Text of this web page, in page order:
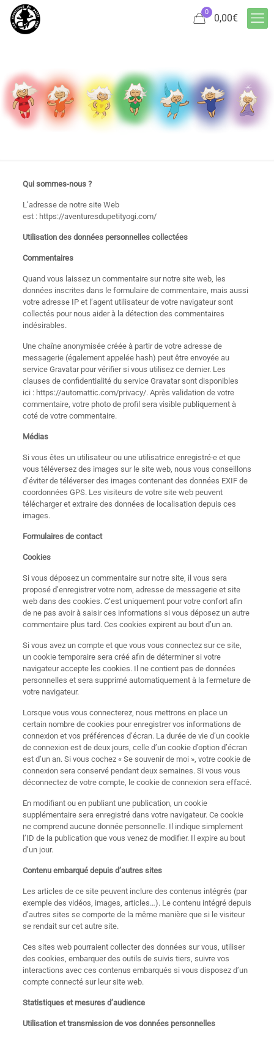
0
0,00€
Qui sommes-nous ?
L’adresse de notre site Web
est : https://aventuresdupetityogi.com/
Utilisation des données personnelles collectées
Commentaires
Quand vous laissez un commentaire sur notre site web, les
données inscrites dans le formulaire de commentaire, mais aussi
votre adresse IP et l’agent utilisateur de votre navigateur sont
collectés pour nous aider à la détection des commentaires
indésirables.
Une chaîne anonymisée créée à partir de votre adresse de
messagerie (également appelée hash) peut être envoyée au
service Gravatar pour vérifier si vous utilisez ce dernier. Les
clauses de confidentialité du service Gravatar sont disponibles
ici : https://automattic.com/privacy/. Après validation de votre
commentaire, votre photo de profil sera visible publiquement à
coté de votre commentaire.
Médias
Si vous êtes un utilisateur ou une utilisatrice enregistré·e et que
vous téléversez des images sur le site web, nous vous conseillons
d’éviter de téléverser des images contenant des données EXIF de
coordonnées GPS. Les visiteurs de votre site web peuvent
télécharger et extraire des données de localisation depuis ces
images.
Formulaires de contact
Cookies
Si vous déposez un commentaire sur notre site, il vous sera
proposé d’enregistrer votre nom, adresse de messagerie et site
web dans des cookies. C’est uniquement pour votre confort afin
de ne pas avoir à saisir ces informations si vous déposez un autre
commentaire plus tard. Ces cookies expirent au bout d’un an.
Si vous avez un compte et que vous vous connectez sur ce site,
un cookie temporaire sera créé afin de déterminer si votre
navigateur accepte les cookies. Il ne contient pas de données
personnelles et sera supprimé automatiquement à la fermeture de
votre navigateur.
Lorsque vous vous connecterez, nous mettrons en place un
certain nombre de cookies pour enregistrer vos informations de
connexion et vos préférences d’écran. La durée de vie d’un cookie
de connexion est de deux jours, celle d’un cookie d’option d’écran
est d’un an. Si vous cochez « Se souvenir de moi », votre cookie de
connexion sera conservé pendant deux semaines. Si vous vous
déconnectez de votre compte, le cookie de connexion sera effacé.
En modifiant ou en publiant une publication, un cookie
supplémentaire sera enregistré dans votre navigateur. Ce cookie
ne comprend aucune donnée personnelle. Il indique simplement
l’ID de la publication que vous venez de modifier. Il expire au bout
d’un jour.
Contenu embarqué depuis d’autres sites
Les articles de ce site peuvent inclure des contenus intégrés (par
exemple des vidéos, images, articles…). Le contenu intégré depuis
d’autres sites se comporte de la même manière que si le visiteur
se rendait sur cet autre site.
Ces sites web pourraient collecter des données sur vous, utiliser
des cookies, embarquer des outils de suivis tiers, suivre vos
interactions avec ces contenus embarqués si vous disposez d’un
compte connecté sur leur site web.
Statistiques et mesures d’audience
Utilisation et transmission de vos données personnelles